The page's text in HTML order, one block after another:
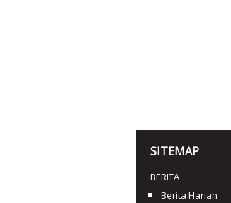
SITEMAP
BERITA
Berita Harian